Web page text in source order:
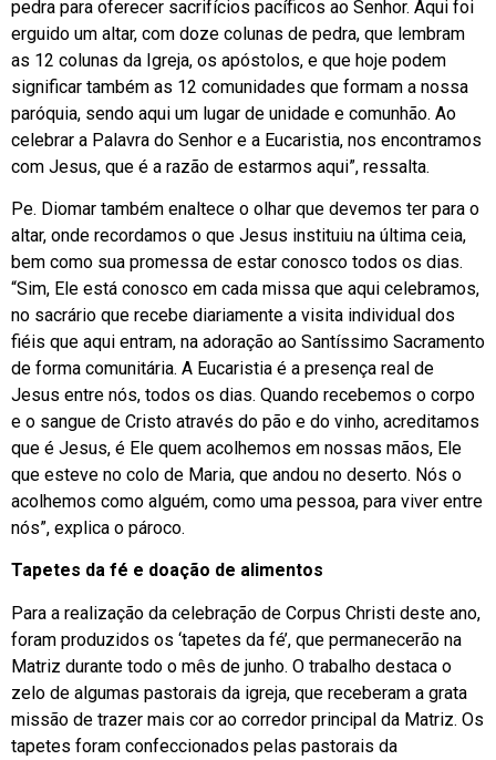
pedra para oferecer sacrifícios pacíficos ao Senhor. Aqui foi
erguido um altar, com doze colunas de pedra, que lembram
as 12 colunas da Igreja, os apóstolos, e que hoje podem
significar também as 12 comunidades que formam a nossa
paróquia, sendo aqui um lugar de unidade e comunhão. Ao
celebrar a Palavra do Senhor e a Eucaristia, nos encontramos
com Jesus, que é a razão de estarmos aqui”, ressalta.
Pe. Diomar também enaltece o olhar que devemos ter para o
altar, onde recordamos o que Jesus instituiu na última ceia,
bem como sua promessa de estar conosco todos os dias.
“Sim, Ele está conosco em cada missa que aqui celebramos,
no sacrário que recebe diariamente a visita individual dos
fiéis que aqui entram, na adoração ao Santíssimo Sacramento
de forma comunitária. A Eucaristia é a presença real de
Jesus entre nós, todos os dias. Quando recebemos o corpo
e o sangue de Cristo através do pão e do vinho, acreditamos
que é Jesus, é Ele quem acolhemos em nossas mãos, Ele
que esteve no colo de Maria, que andou no deserto. Nós o
acolhemos como alguém, como uma pessoa, para viver entre
nós”, explica o pároco.
Tapetes da fé e doação de alimentos
Para a realização da celebração de Corpus Christi deste ano,
foram produzidos os ‘tapetes da fé’, que permanecerão na
Matriz durante todo o mês de junho. O trabalho destaca o
zelo de algumas pastorais da igreja, que receberam a grata
missão de trazer mais cor ao corredor principal da Matriz. Os
tapetes foram confeccionados pelas pastorais da